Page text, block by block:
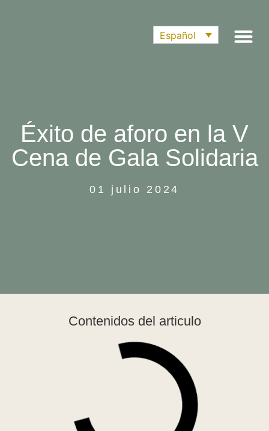
Español
Éxito de aforo en la V
Cena de Gala Solidaria
01 julio 2024
Contenidos del articulo